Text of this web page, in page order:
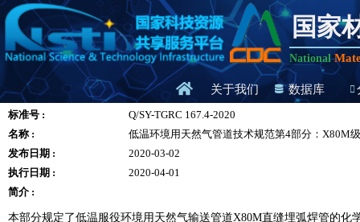
国家
National
关于我们 数据库
标准号 :
Q/SY-TGRC 167.4-2020
名称 :
低温环境用天然气管道技术规范第4部分：X80M
发布日期 :
2020-03-02
执行日期 :
2020-04-01
简介 :
本部分规定了低温服役环境用天然气输送管道X80M直缝埋弧焊管的